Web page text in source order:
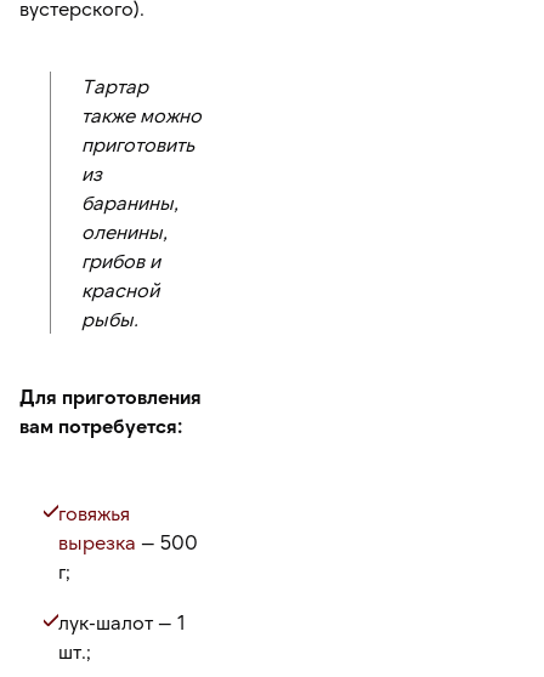
вустерского).
Тартар
также можно
приготовить
из
баранины,
оленины,
грибов и
красной
рыбы.
Для приготовления
вам потребуется:
говяжья
вырезка — 500
г;
лук-шалот — 1
шт.;